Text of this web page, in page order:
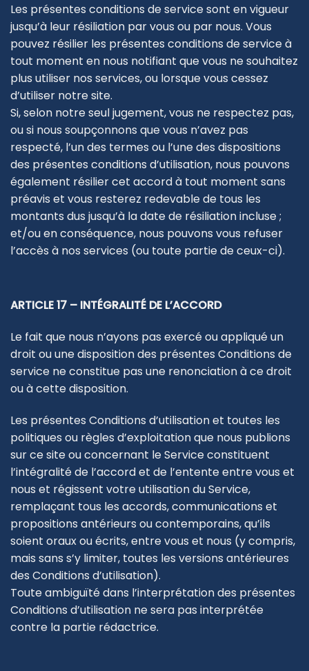
Les présentes conditions de service sont en vigueur
jusqu’à leur résiliation par vous ou par nous. Vous
pouvez résilier les présentes conditions de service à
tout moment en nous notifiant que vous ne souhaitez
plus utiliser nos services, ou lorsque vous cessez
d’utiliser notre site.
Si, selon notre seul jugement, vous ne respectez pas,
ou si nous soupçonnons que vous n’avez pas
respecté, l’un des termes ou l’une des dispositions
des présentes conditions d’utilisation, nous pouvons
également résilier cet accord à tout moment sans
préavis et vous resterez redevable de tous les
montants dus jusqu’à la date de résiliation incluse ;
et/ou en conséquence, nous pouvons vous refuser
l’accès à nos services (ou toute partie de ceux-ci).
ARTICLE 17 – INTÉGRALITÉ DE L’ACCORD
Le fait que nous n’ayons pas exercé ou appliqué un
droit ou une disposition des présentes Conditions de
service ne constitue pas une renonciation à ce droit
ou à cette disposition.
Les présentes Conditions d’utilisation et toutes les
politiques ou règles d’exploitation que nous publions
sur ce site ou concernant le Service constituent
l’intégralité de l’accord et de l’entente entre vous et
nous et régissent votre utilisation du Service,
remplaçant tous les accords, communications et
propositions antérieurs ou contemporains, qu’ils
soient oraux ou écrits, entre vous et nous (y compris,
mais sans s’y limiter, toutes les versions antérieures
des Conditions d’utilisation).
Toute ambiguïté dans l’interprétation des présentes
Conditions d’utilisation ne sera pas interprétée
contre la partie rédactrice.